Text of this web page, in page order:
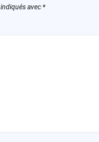
avec *